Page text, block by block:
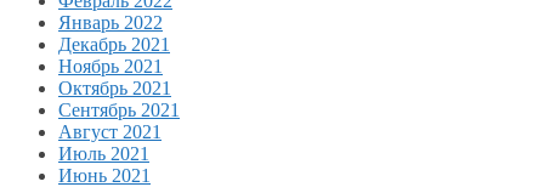
Январь 2022
Декабрь 2021
Ноябрь 2021
Октябрь 2021
Сентябрь 2021
Август 2021
Июль 2021
Июнь 2021